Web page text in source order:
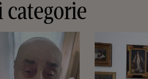
categorie